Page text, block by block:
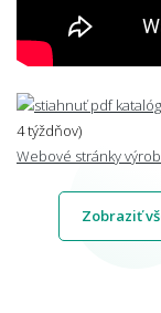
4 týždňov)
Webové stránky
Zobraziť